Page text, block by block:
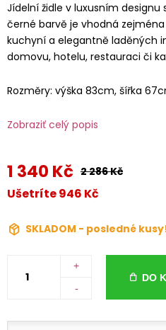
Jídelní židle v luxusním
černé barvě je vhodná
kuchyní a elegantně laděných
domovu, hotelu, restauraci či
Rozměry: výška 83cm, šířka
Zobraziť celý popis
1 340 Kč 2 286 Kč
Ušetríte 946 Kč
SKLADOM - posledné
+
-
DO